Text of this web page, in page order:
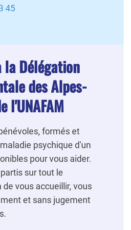
45
la Délégation
des Alpes-
l'UNAFAM
formés et
psychique d'un
pour vous aider.
sur tout le
vous accueillir, vous
et sans jugement